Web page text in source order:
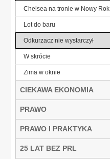
Chelsea na tronie w Nowy Rok
Lot do baru
Odkurzacz nie wystarczył
W skrócie
Zima w oknie
CIEKAWA EKONOMIA
PRAWO
PRAWO I PRAKTYKA
25 LAT BEZ PRL